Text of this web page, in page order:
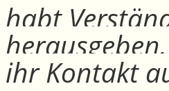
habt
ihr Kontakt